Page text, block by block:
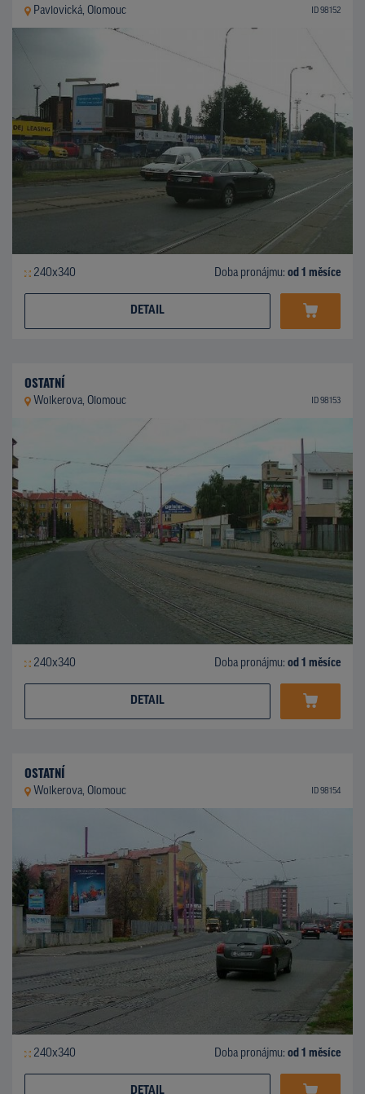
Pavlovická, Olomouc ID 98152
240x340 Doba pronájmu: od 1 měsíce
DETAIL
OSTATNÍ
Wolkerova, Olomouc ID 98153
240x340 Doba pronájmu: od 1 měsíce
DETAIL
OSTATNÍ
Wolkerova, Olomouc ID 98154
240x340 Doba pronájmu: od 1 měsíce
DETAIL